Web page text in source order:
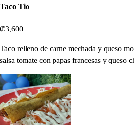
Taco Tio
₡3,600
Taco relleno de carne mechada y queso
salsa tomate con papas francesas y queso